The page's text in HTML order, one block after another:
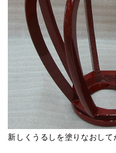
新しくうるしを塗りなおして